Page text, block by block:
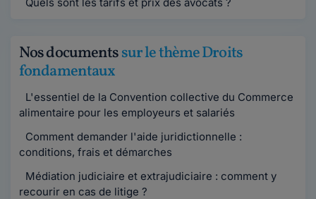
Nos documentssur le thème Droits
fondamentaux
L'essentiel de la Convention collective du Commerce
alimentaire pour les employeurs et salariés
Comment demander l'aide juridictionnelle :
conditions, frais et démarches
Médiation judiciaire et extrajudiciaire : comment y
recourir en cas de litige ?